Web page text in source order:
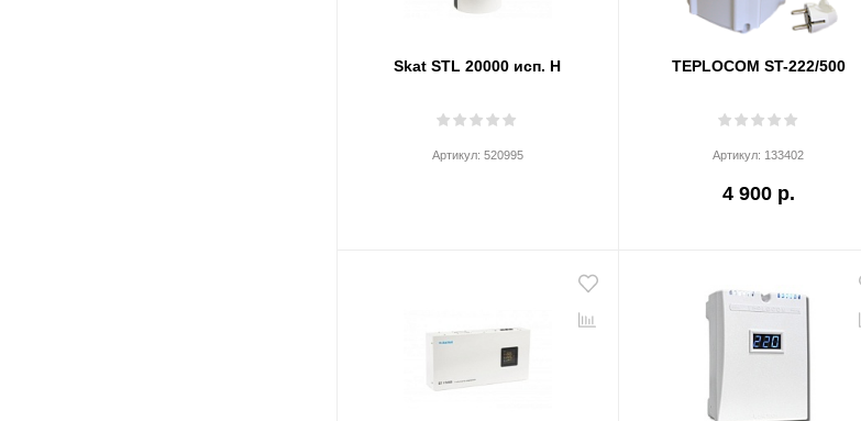
Skat STL 20000 исп. Н
Артикул: 520995
TEPLOCOM ST-222/500
Артикул: 133402
4 900 р.